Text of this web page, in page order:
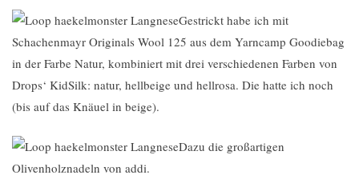
Gestrickt habe ich mit
Schachenmayr Originals Wool 125 aus dem Yarncamp Goodiebag
in der Farbe Natur, kombiniert mit drei verschiedenen Farben von
Drops‘ KidSilk: natur, hellbeige und hellrosa. Die hatte ich noch
(bis auf das Knäuel in beige).
Dazu die großartigen
Olivenholznadeln von addi.